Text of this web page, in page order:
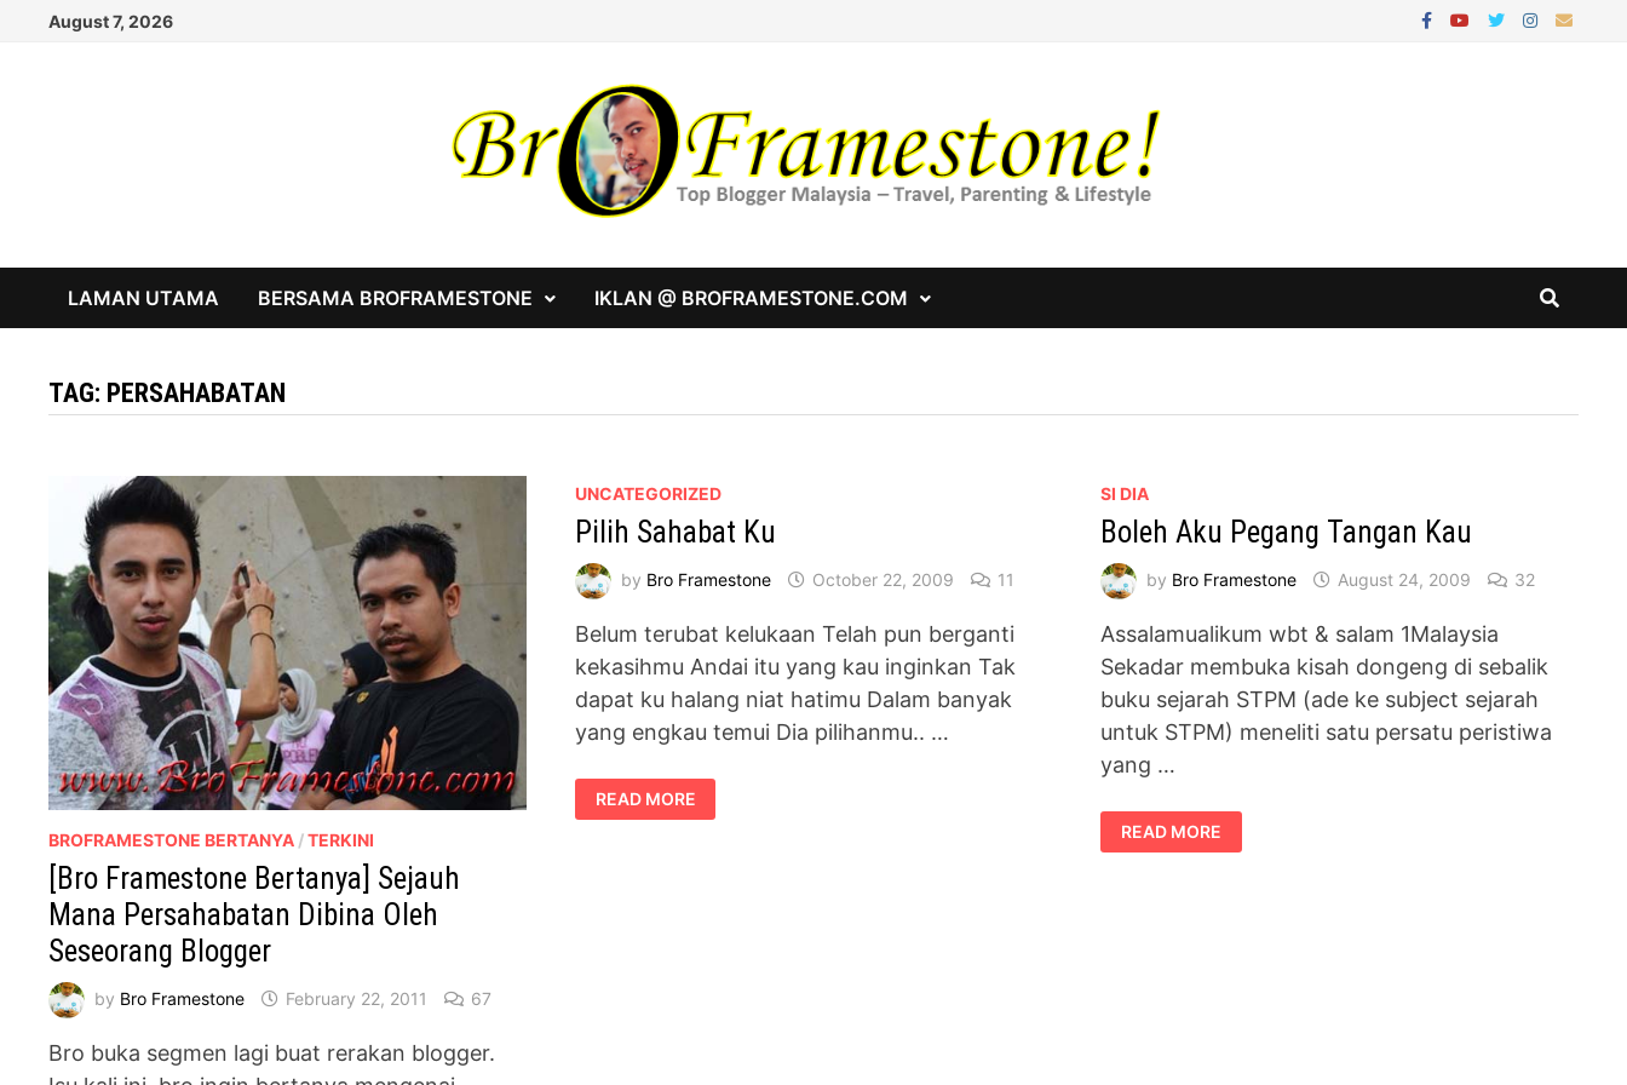
August 7, 2026
LAMAN UTAMA BERSAMA BROFRAMESTONE IKLAN @ BROFRAMESTONE.COM
TAG: PERSAHABATAN
BROFRAMESTONE BERTANYA /TERKINI
[Bro Framestone Bertanya] Sejauh
Mana Persahabatan Dibina Oleh
Seseorang Blogger
by Bro Framestone February 22, 2011 67
Bro buka segmen lagi buat rerakan blogger.
UNCATEGORIZED
Pilih Sahabat Ku
by Bro Framestone October 22, 2009 11
Belum terubat kelukaan Telah pun berganti
kekasihmu Andai itu yang kau inginkan Tak
dapat ku halang niat hatimu Dalam banyak
yang engkau temui Dia pilihanmu.. …
PILIH
SAHABAT
KU
READ MORE
SI DIA
Boleh Aku Pegang Tangan Kau
by Bro Framestone August 24, 2009 32
Assalamualikum wbt & salam 1Malaysia
Sekadar membuka kisah dongeng di sebalik
buku sejarah STPM (ade ke subject sejarah
untuk STPM) meneliti satu persatu peristiwa
yang …
BOLEH
AKU
PEGANG
READ MORE